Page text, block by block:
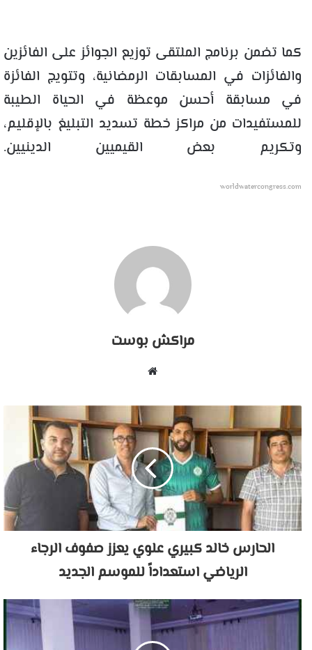
كما تضمن برنامج الملتقى توزيع الجوائز على الفائزين
والفائزات في المسابقات الرمضانية، وتتويج الفائزة
في مسابقة أحسن موعظة في الحياة الطيبة
للمستفيدات من مراكز خطة تسديد التبليغ بالإقليم،
وتكريم بعض القيميين الدينيين.
worldwatercongress.com
مراكش بوست
الحارس خالد كبيري علوي يعزز صفوف الرجاء
الرياضي استعداداً للموسم الجديد